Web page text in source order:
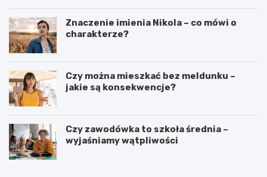
Znaczenie imienia Nikola – co mówi o
charakterze?
Czy można mieszkać bez meldunku –
jakie są konsekwencje?
Czy zawodówka to szkoła średnia –
wyjaśniamy wątpliwości